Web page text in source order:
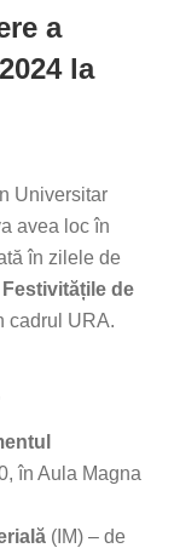
a
la
Universitar
avea loc în
în zilele de
Festivitățile de
cadrul URA.
în Aula Magna
(IM) – de